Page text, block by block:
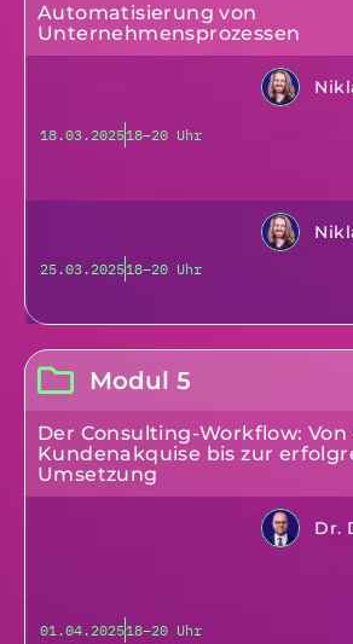
Automatisierung von
Unternehmensprozessen
18.03.202518–20 Uhr
25.03.202518–20 Uhr
Modul 5
Der Consulting-Workflow: Von
Kundenakquise bis zur
Umsetzung
01.04.202518–20 Uhr
Dr.